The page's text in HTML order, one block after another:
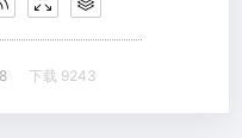
下载 9243